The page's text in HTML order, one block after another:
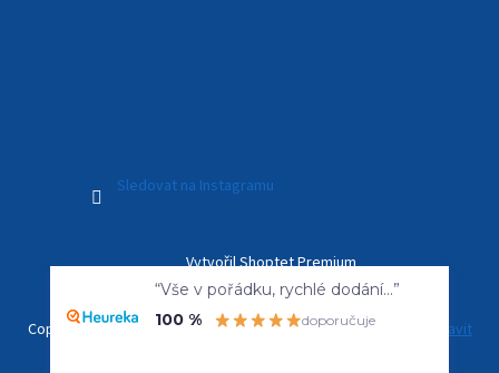
Sledovat na Instagramu
Vytvořil Shoptet Premium
Copyright 2026Kamerový Svět. Všechna práva vyhrazena.
Upravit